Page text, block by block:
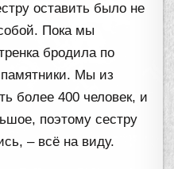
оставить было не
Пока мы
бродила по
Мы из
более 400 человек, и
поэтому сестру
– всё на виду.